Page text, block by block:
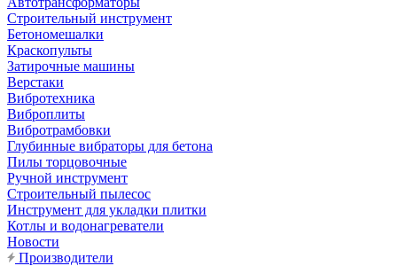
Строительный инструмент
Бетономешалки
Краскопульты
Затирочные машины
Верстаки
Вибротехника
Виброплиты
Вибротрамбовки
Глубинные вибраторы для бетона
Пилы торцовочные
Ручной инструмент
Строительный пылесос
Инструмент для укладки плитки
Котлы и водонагреватели
Новости
Производители